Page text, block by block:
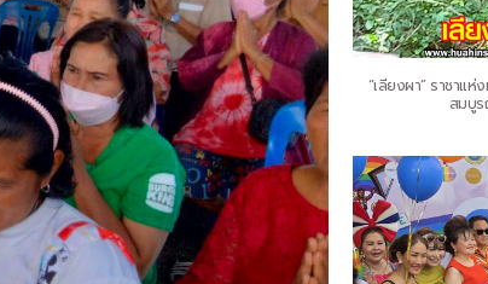
“เลียงผา” ราชาแ
สมบู